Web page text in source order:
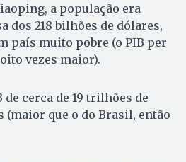
a população era
dos 218 bilhões de dólares,
país muito pobre (o PIB per
vezes maior).
de cerca de 19 trilhões de
(maior que o do Brasil, então